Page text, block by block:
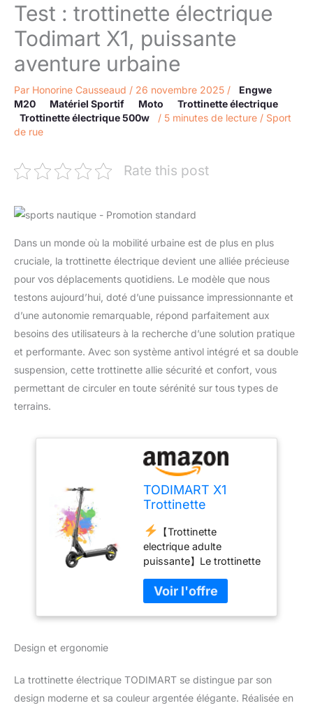
Test : trottinette électrique
Todimart X1, puissante
aventure urbaine
Par Honorine Causseaud / 26 novembre 2025 /
Engwe
M20
Matériel Sportif Moto
Trottinette électrique
Trottinette électrique 500w
/ 5 minutes de lecture / Sport
de rue
Rate this post
Dans un monde où la mobilité urbaine est de plus en plus
cruciale, la trottinette électrique devient une alliée précieuse
pour vos déplacements quotidiens. Le modèle que nous
testons aujourd’hui, doté d’une puissance impressionnante et
d’une autonomie remarquable, répond parfaitement aux
besoins des utilisateurs à la recherche d’une solution pratique
et performante. Avec son système antivol intégré et sa double
suspension, cette trottinette allie sécurité et confort, vous
permettant de circuler en toute sérénité sur tous types de
terrains.
TODIMART X1
Trottinette
Antivol Batterie 48V
10.4Ah Autonomie
45km Moteur 600W
Trotinette
électrique Aventure
Travail Tout Terrain
Double Suspension
【Trottinette
electrique adulte
puissante】Le trottinette
TODIMART est équipé
d'un moteur haute
puissance de 600W,
30°.d'une batterie au
lithium de 48V 10.4Ah,
d'une autonomie de 40-
Design et ergonomie
La trottinette électrique TODIMART se distingue par son
design moderne et sa couleur argentée élégante. Réalisée en